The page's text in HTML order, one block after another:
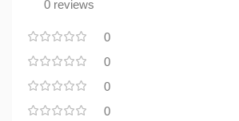
0 reviews
0
0
0
0